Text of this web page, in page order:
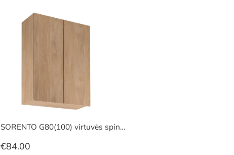
SORENTO G80(100) virtuvės spin…
€84.00